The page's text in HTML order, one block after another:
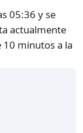
05:36 y se
actualmente
minutos a la